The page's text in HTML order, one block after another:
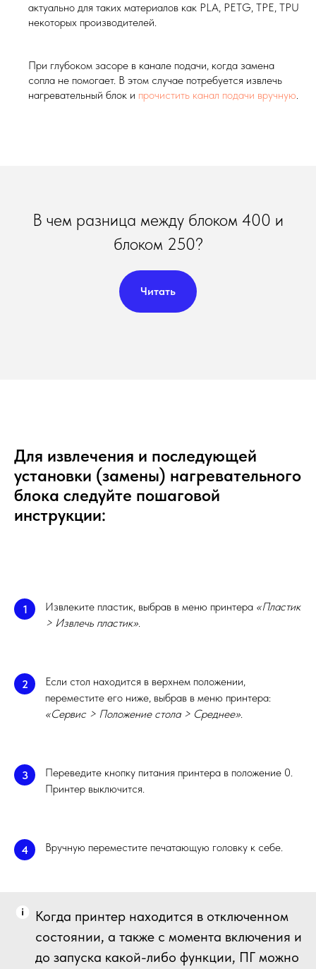
актуально для таких материалов как PLA, PETG, TPE, TPU
некоторых производителей.
При глубоком засоре в канале подачи, когда замена
сопла не помогает. В этом случае потребуется извлечь
нагревательный блок и прочистить канал подачи вручную.
В чем разница между блоком 400 и
блоком 250?
Читать
Для извлечения и последующей
установки (замены) нагревательного
блока следуйте пошаговой
инструкции:
1 Извлеките пластик, выбрав в меню принтера «Пластик
> Извлечь пластик»
2
Если стол находится в верхнем положении,
переместите его ниже, выбрав в меню принтера:
«Сервис > Положение стола > Среднее»
3
Переведите кнопку питания принтера в положение 0.
Принтер выключится.
4 Вручную переместите печатающую головку к себе.
Когда принтер находится в отключенном
состоянии, а также с момента включения и
до запуска какой-либо функции, ПГ можно